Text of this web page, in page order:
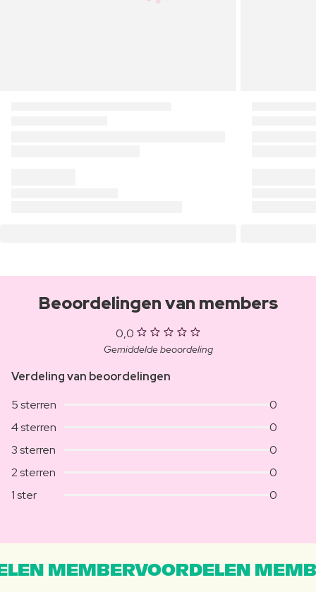
Beoordelingen van members
0,0
Gemiddelde beoordeling
Verdeling van beoordelingen
5 sterren
0
4 sterren
0
3 sterren
0
2 sterren
0
1 ster
0
MEMBERVOORDELEN